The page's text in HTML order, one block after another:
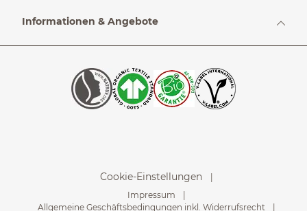
Informationen & Angebote
Cookie-Einstellungen
Impressum
Allgemeine Geschäftsbedingungen inkl. Widerrufsrecht